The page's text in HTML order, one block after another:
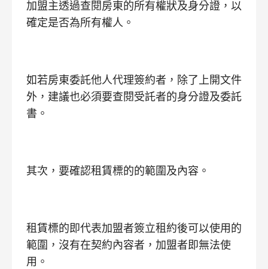
加盟主透過查閱房東的所有權狀及身分證，以
確定是否為所有權人。
如若房東委託他人代理簽約者，除了上開文件
外，建議也必須要查閱受託者的身分證及委託
書。
其次，要確認租賃標的的範圍及內容。
租賃標的即代表加盟者簽立租約後可以使用的
範圍，沒有在契約內容者，加盟者即無法使
用。